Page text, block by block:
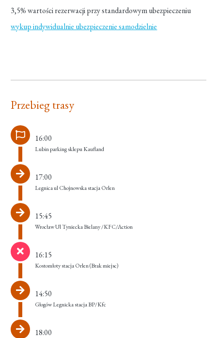
3,5% wartości rezerwacji przy standardowym ubezpieczeniu
wykup indywidualnie ubezpieczenie samodzielnie
Przebieg trasy
16:00
Lubin parking sklepu Kaufland
17:00
Legnica ul Chojnowska stacja Orlen
15:45
Wrocław Ul Tyniecka Bielany /KFC/Action
16:15
Kostomłoty stacja Orlen(Brak miejsc)
14:50
Głogów Legnicka stacja BP/Kfc
18:00